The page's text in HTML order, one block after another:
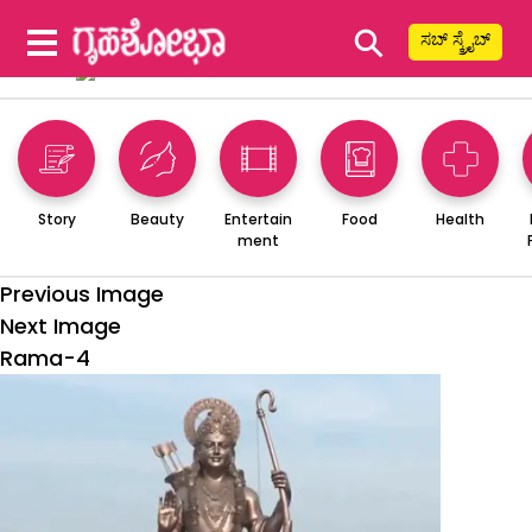
⚲ ಸಬ್ ಸ್ಕ್ರೈಬ್
Story Beauty
Entertain
ment
Food Health
Previous Image
Next Image
Rama-4